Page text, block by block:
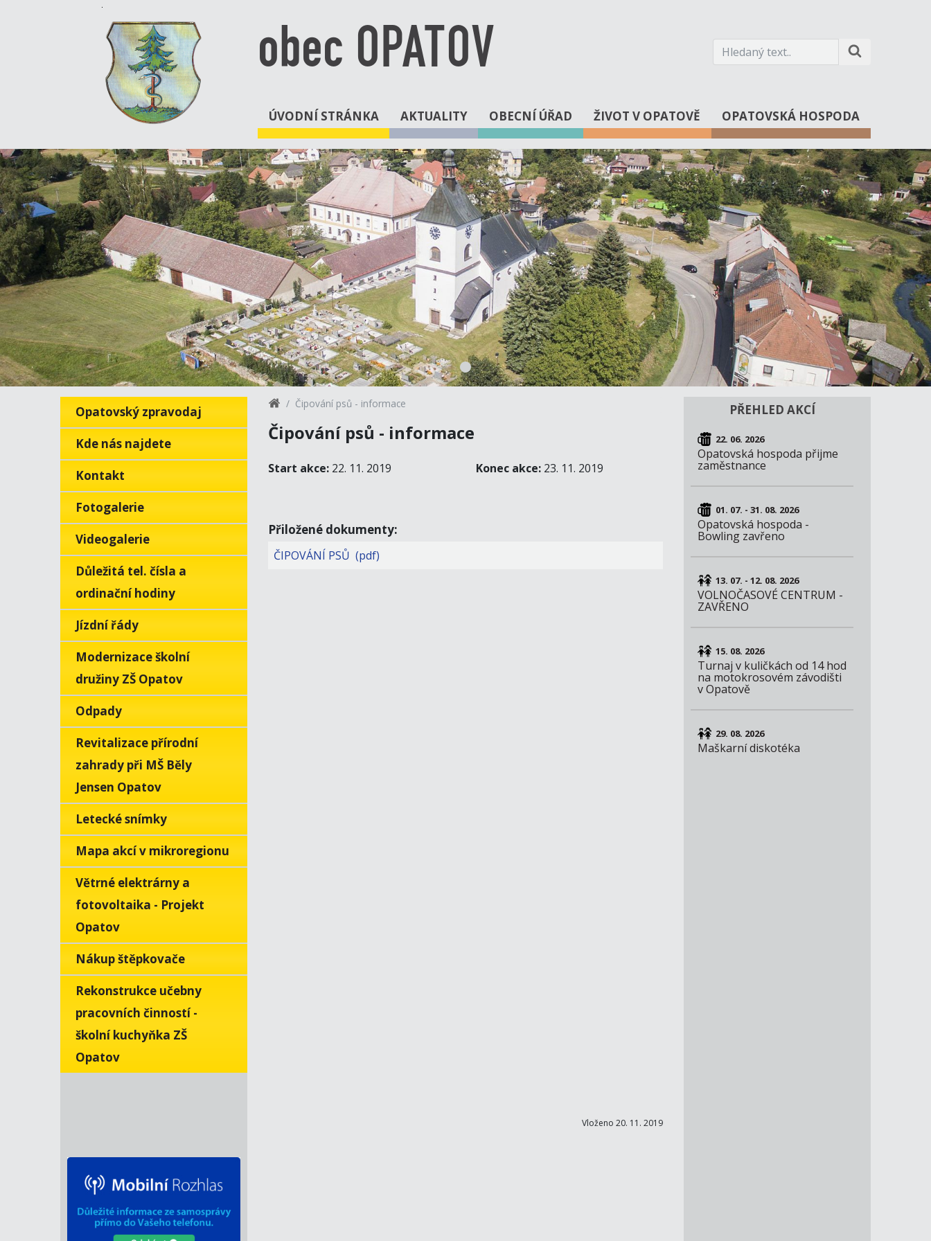
obec OPATOV
ÚVODNÍ STRÁNKA AKTUALITY OBECNÍ ÚŘAD ŽIVOT V OPATOVĚ OPATOVSKÁ HOSPODA
Opatovský zpravodaj
Kde nás najdete
Kontakt
Fotogalerie
Videogalerie
Důležitá tel. čísla a
ordinační hodiny
Jízdní řády
Modernizace školní
družiny ZŠ Opatov
Odpady
Revitalizace přírodní
zahrady při MŠ Běly
Jensen Opatov
Letecké snímky
Mapa akcí v mikroregionu
Větrné elektrárny a
fotovoltaika - Projekt
Opatov
Nákup štěpkovače
Rekonstrukce učebny
pracovních činností -
školní kuchyňka ZŠ
Opatov
Čipování psů - informace
Čipování psů - informace
Start akce: 22. 11. 2019 Konec akce: 23. 11. 2019
Přiložené dokumenty:
ČIPOVÁNÍ PSŮ (pdf)
Vloženo 20. 11. 2019
PŘEHLED AKCÍ
22. 06. 2026
Opatovská hospoda přijme
zaměstnance
01. 07. - 31. 08. 2026
Opatovská hospoda -
Bowling zavřeno
13. 07. - 12. 08. 2026
VOLNOČASOVÉ CENTRUM -
ZAVŘENO
15. 08. 2026
Turnaj v kuličkách od 14 hod
na motokrosovém závodišti
v Opatově
29. 08. 2026
Maškarní diskotéka